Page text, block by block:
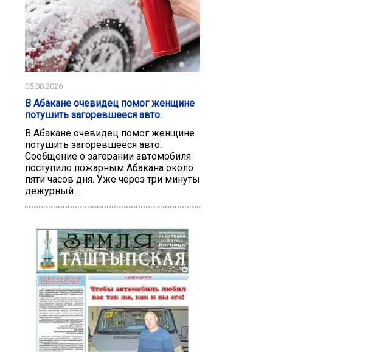
05.08.2026
В Абакане очевидец помог женщине
потушить загоревшееся авто.
В Абакане очевидец помог женщине
потушить загоревшееся авто.
Сообщение о загорании автомобиля
поступило пожарным Абакана около
пяти часов дня. Уже через три минуты
дежурный...